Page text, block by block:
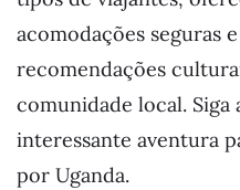
acomodações seguras
recomendações
comunidade local. Siga
interessante aventura
por Uganda.